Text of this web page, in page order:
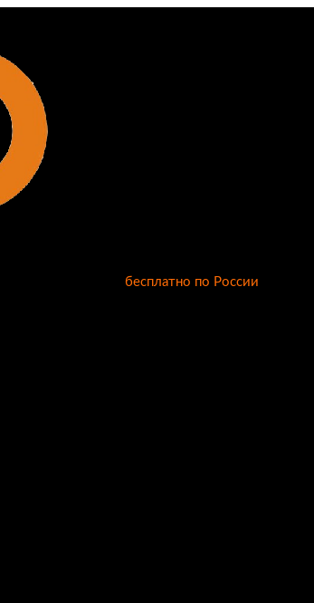
бесплатно по России